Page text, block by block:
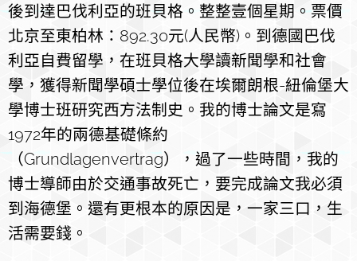
後到達巴伐利亞的班貝格。整整壹個星期。票價
北京至東柏林：892.30元(人民幣)。到德國巴伐
利亞自費留學，在班貝格大學讀新聞學和社會
學，獲得新聞學碩士學位後在埃爾朗根-紐倫堡大
學博士班研究西方法制史。我的博士論文是寫
1972年的兩德基礎條約
（Grundlagenvertrag），過了一些時間，我的
博士導師由於交通事故死亡，要完成論文我必須
到海德堡。還有更根本的原因是，一家三口，生
活需要錢。